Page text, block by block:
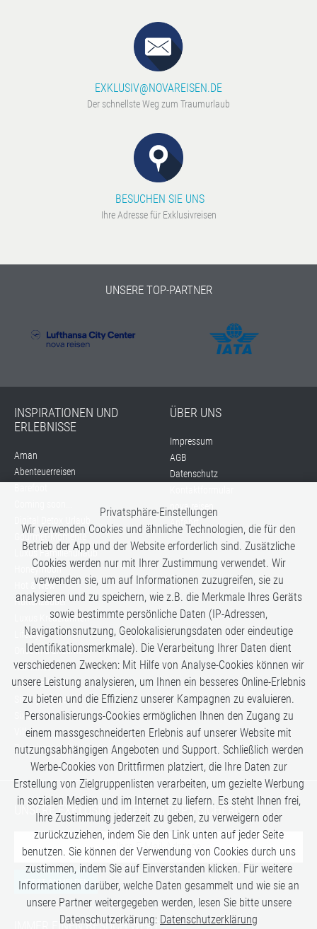
EXKLUSIV@NOVAREISEN.DE
Der schnellste Weg zum Traumurlaub
BESUCHEN SIE UNS
Ihre Adresse für Exklusivreisen
UNSERE TOP-PARTNER
INSPIRATIONEN UND
ERLEBNISSE
Aman
Abenteuerreisen
Gourmet-Momente
Luxus Familienurlaub
Honeymoon
Hot & New
Hüttenzauber
Luxus Kreuzfahrten
Lifestyle
Once in a Lifetime
Romance
Safari-Erlebnisse
Simply the Best
Six Senses
Villen
Zugreisen
ÜBER UNS
Impressum
AGB
Datenschutz
nova reisen
Anfahrt
UNSERE EXKLUSIVEN GEHEIMTIPPS SICHERN:
JETZT ANMELDEN
IMMER EINEN BESUCH WERT:
Privatsphäre-Einstellungen
Wir verwenden Cookies und ähnliche Technologien, die für den
Betrieb der App und der Website erforderlich sind. Zusätzliche
Cookies werden nur mit Ihrer Zustimmung verwendet. Wir
verwenden sie, um auf Informationen zuzugreifen, sie zu
analysieren und zu speichern, wie z.B. die Merkmale Ihres Geräts
sowie bestimmte persönliche Daten (IP-Adressen,
Navigationsnutzung, Geolokalisierungsdaten oder eindeutige
Identifikationsmerkmale). Die Verarbeitung Ihrer Daten dient
verschiedenen Zwecken: Mit Hilfe von Analyse-Cookies können wir
unsere Leistung analysieren, um Ihnen ein besseres Online-Erlebnis
zu bieten und die Effizienz unserer Kampagnen zu evaluieren.
Personalisierungs-Cookies ermöglichen Ihnen den Zugang zu
einem massgeschneiderten Erlebnis auf unserer Website mit
nutzungsabhängigen Angeboten und Support. Schließlich werden
Werbe-Cookies von Drittfirmen platziert, die Ihre Daten zur
Erstellung von Zielgruppenlisten verarbeiten, um gezielte Werbung
in sozialen Medien und im Internet zu liefern. Es steht Ihnen frei,
Ihre Zustimmung jederzeit zu geben, zu verweigern oder
zurückzuziehen, indem Sie den Link unten auf jeder Seite
benutzen. Sie können der Verwendung von Cookies durch uns
zustimmen, indem Sie auf Einverstanden klicken. Für weitere
Informationen darüber, welche Daten gesammelt und wie sie an
unsere Partner weitergegeben werden, lesen Sie bitte unsere
Datenschutzerkärung: Datenschutzerklärung